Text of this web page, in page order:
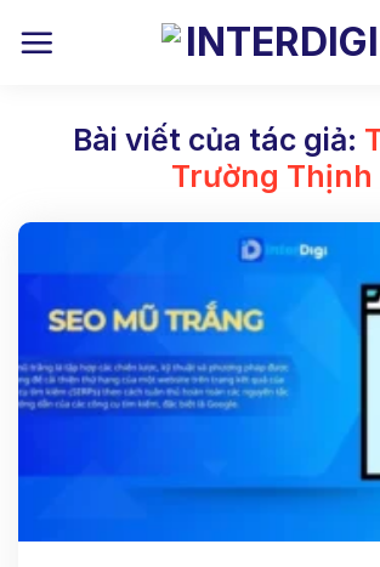
Bài viết của tác giả:
Trường Thịnh